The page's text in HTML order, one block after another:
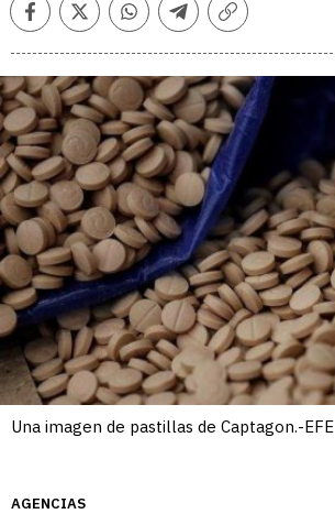
FacebookTwitterWhatsappTelegramCopiar
Una imagen de pastillas de Captagon.-EFE
AGENCIAS